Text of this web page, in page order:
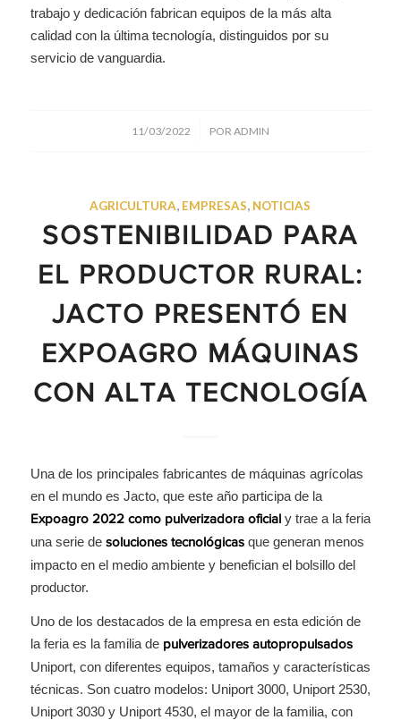
trabajo y dedicación fabrican equipos de la más alta
calidad con la última tecnología, distinguidos por su
servicio de vanguardia.
11/03/2022
/ POR ADMIN
AGRICULTURA, EMPRESAS, NOTICIAS
SOSTENIBILIDAD PARA
EL PRODUCTOR RURAL:
JACTO PRESENTÓ EN
EXPOAGRO MÁQUINAS
CON ALTA TECNOLOGÍA
Una de los principales fabricantes de máquinas agrícolas
en el mundo es Jacto, que este año participa de la
Expoagro 2022 como pulverizadora oficialy trae a la feria
una serie de soluciones tecnológicasque generan menos
impacto en el medio ambiente y benefician el bolsillo del
productor.
Uno de los destacados de la empresa en esta edición de
la feria es la familia de pulverizadores autopropulsados
Uniport, con diferentes equipos, tamaños y características
técnicas. Son cuatro modelos: Uniport 3000, Uniport 2530,
Uniport 3030 y Uniport 4530, el mayor de la familia, con